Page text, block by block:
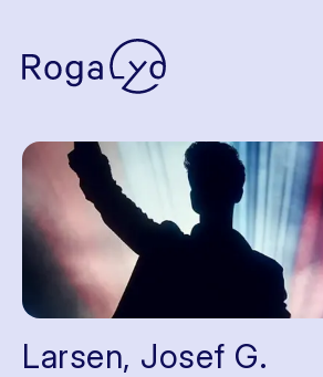
Larsen, Josef G.